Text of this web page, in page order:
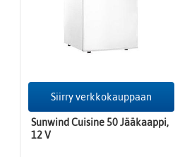
Siirry verkkokauppaan
Sunwind Cuisine 50 Jääkaappi,
12 V